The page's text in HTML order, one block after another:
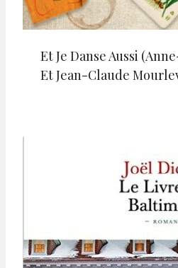
Et Je Danse Aussi
Et Jean-Claude